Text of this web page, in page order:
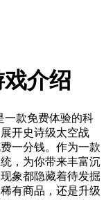
介绍
一款免费体验的科
开史诗级太空战
一分钱。作为一款
，为你带来丰富沉
象都隐藏着待发掘
有商品，还是升级